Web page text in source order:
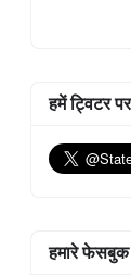
हमें ट्विटर
हमारे